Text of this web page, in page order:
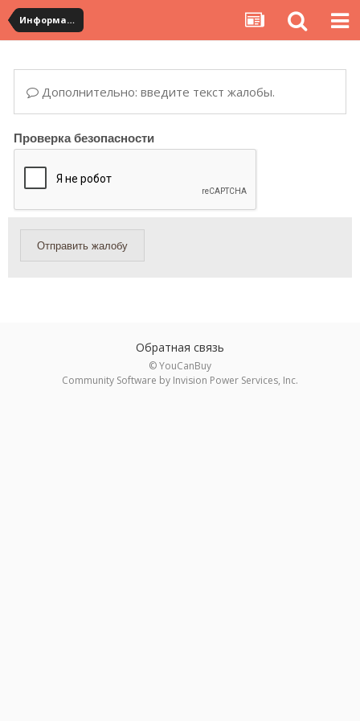
Информация по полученным посылкам
Дополнительно: введите текст жалобы.
Проверка безопасности
Отправить жалобу
Обратная связь
© YouCanBuy
Community Software by Invision Power Services, Inc.